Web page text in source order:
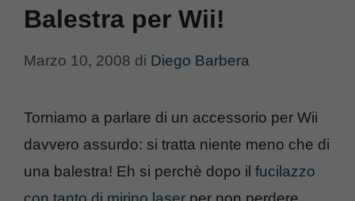
Balestra per Wii!
Marzo 10, 2008 di Diego Barbera
Torniamo a parlare di un accessorio per Wii
davvero assurdo: si tratta niente meno che di
una balestra! Eh si perchè dopo il fucilazzo